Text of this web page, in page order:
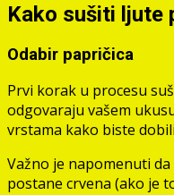
Kako sušiti ljute
Odabir papričica
Prvi korak u procesu
odgovaraju vašem
vrstama kako biste
Važno je napomenuti
postane crvena (ako je